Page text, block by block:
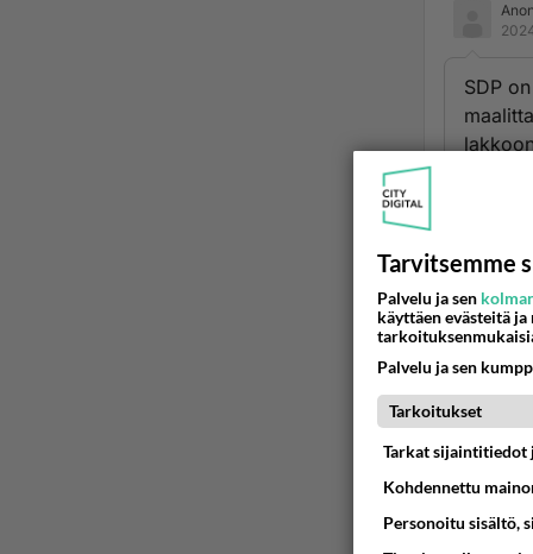
SDP
Olisiko
vihaa.
Köyhät
Tarvitsemme
Palvelu ja sen
käyttäen evästeitä
Palvelu ja sen
Tarkoitukset
Tarkat sijaintitiedot
Kohdennettu
Personoitu sisältö,